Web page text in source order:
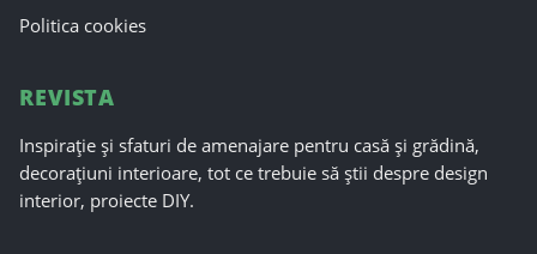
Politica cookies
REVISTA
Inspirație și sfaturi de amenajare pentru casă și grădină,
decorațiuni interioare, tot ce trebuie să știi despre design
interior, proiecte DIY.